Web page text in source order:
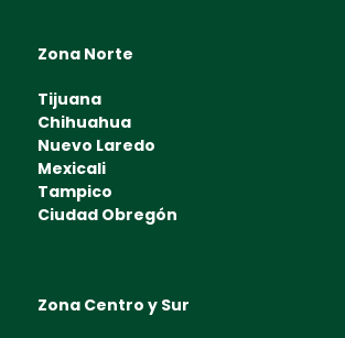
Zona Norte
Tijuana
Chihuahua
Nuevo Laredo
Mexicali
Tampico
Ciudad Obregón
Zona Centro y Sur